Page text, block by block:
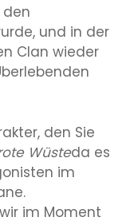
den
und in der
Clan wieder
den Sie
Wüsteda es
im
im Moment